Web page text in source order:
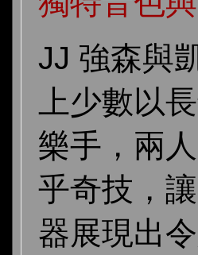
JJ 強森與
上少數以
樂手，兩
乎奇技，
器展現出